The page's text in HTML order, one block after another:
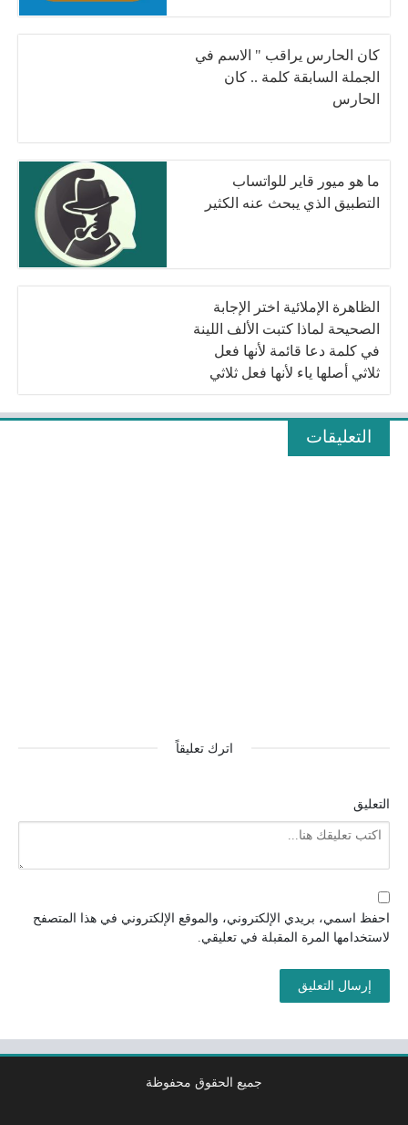
كان الحارس يراقب " الاسم في
الجملة السابقة كلمة .. كان
الحارس
ما هو ميور قاير للواتساب
التطبيق الذي يبحث عنه الكثير
الظاهرة الإملائية اختر الإجابة
الصحيحة لماذا كتبت الألف اللينة
في كلمة دعا قائمة لأنها فعل
ثلاثي أصلها ياء لأنها فعل ثلاثي
أصلها واو لأن أصلها ألف
التعليقات
اترك تعليقاً
التعليق
احفظ اسمي، بريدي الإلكتروني، والموقع الإلكتروني في هذا المتصفح
لاستخدامها المرة المقبلة في تعليقي.
جميع الحقوق محفوظة